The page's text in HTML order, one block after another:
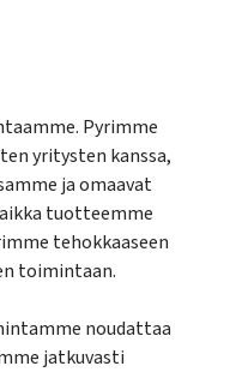
Pyrimme
yritysten kanssa,
ja omaavat
tuotteemme
tehokkaaseen
toimintaan.
noudattaa
jatkuvasti